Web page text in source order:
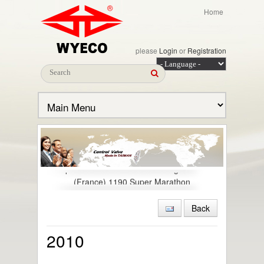
Home
please Login or Registration
Congratulations! To the excellent
performance in 2014 Crossing Gaul
(France) 1190 Super Marathon
2014 Xây nhà máy mới ở Mai Liao
15848-1 (Organic Compounds Emissions-
Back
2010